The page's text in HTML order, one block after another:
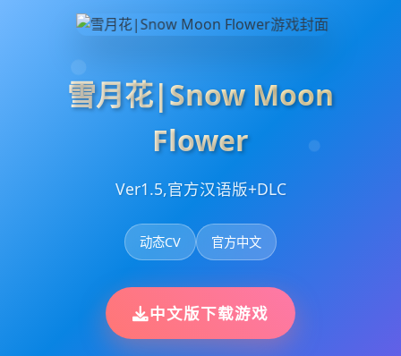
雪月花|Snow Moon
Flower
Ver1.5,官方汉语版+DLC
动态CV 官方中文
中文版下载游戏